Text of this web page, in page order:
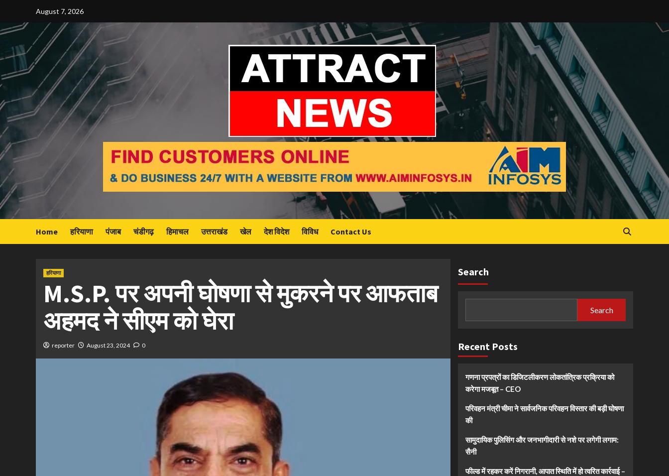
content
August 7, 2026
Home हरियाणा पंजाब चंडीगढ़ हिमाचल उत्तराखंड खेल देश विदेश विविध Contact Us
हरियाणा
M.S.P. पर अपनी घोषणा से मुकरने पर आफताब
अहमद ने सीएम को घेरा
reporter August 23, 2024 0
Search
Search
Recent Posts
गणना प्रपत्रों का डिजिटलीकरण लोकतांत्रिक प्रक्रिया को
करेगा मजबूत – CEO
परिवहन मंत्री चीमा ने सार्वजनिक परिवहन विस्तार की बड़ी घोषणा
की
सामुदायिक पुलिसिंग और जनभागीदारी से नशे पर लगेगी लगाम:
सैनी
फील्ड में रहकर करें निगरानी, आपात स्थिति में हो त्वरित कार्रवाई –